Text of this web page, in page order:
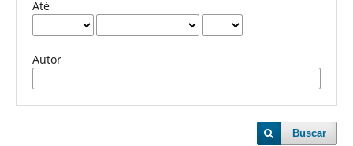
Até
Autor
Buscar